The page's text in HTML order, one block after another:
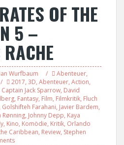
OF THE
5 –
Wurfbaum Abenteuer,
2017, 3D, Abenteuer, Action,
Captain Jack Sparrow, David
, Fantasy, Film, Filmkritik, Fluch
Golshifteh Farahani, Javier Bardem,
Rønning, Johnny Depp, Kaya
, Kino, Komödie, Kritik, Orlando
Caribbean, Review, Stephen